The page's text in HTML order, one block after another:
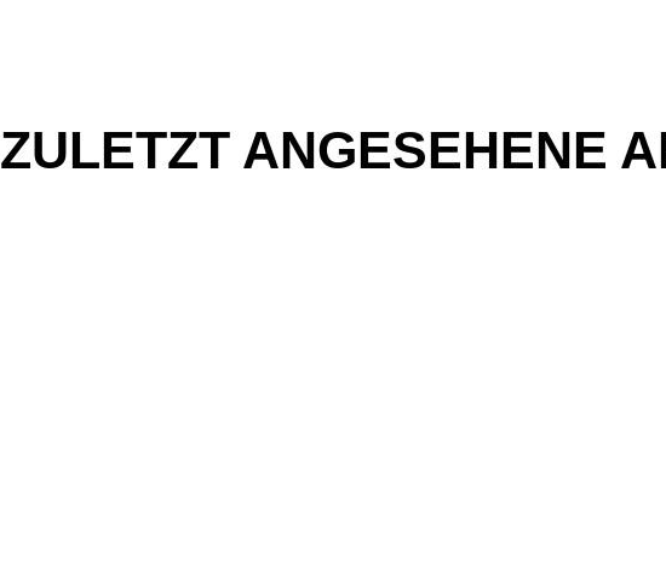
ZULETZT ANGESEHENE